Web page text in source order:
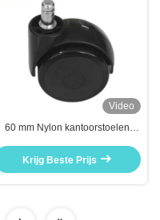
Video
60 mm Nylon kantoorstoelen
Mute casters
Krijg Beste Prijs